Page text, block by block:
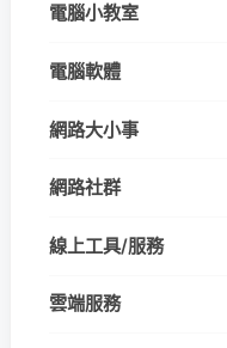
電腦小教室
電腦軟體
網路大小事
網路社群
線上工具/服務
雲端服務